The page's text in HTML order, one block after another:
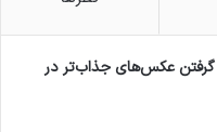
گرفتن عکس‌های جذاب‌تر در